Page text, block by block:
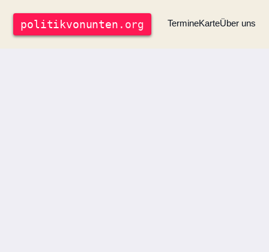
politikvonunten .org TermineKarteÜber uns